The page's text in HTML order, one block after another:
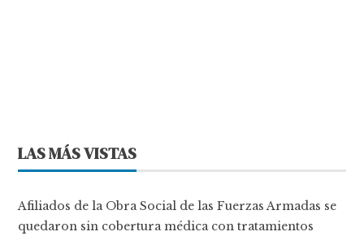
LAS MÁS VISTAS
Afiliados de la Obra Social de las Fuerzas Armadas se
quedaron sin cobertura médica con tratamientos